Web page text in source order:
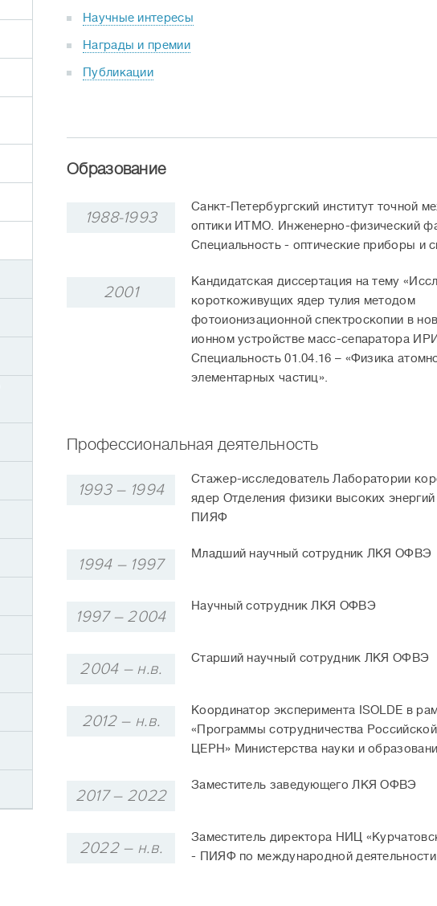
Научные интересы
Награды и премии
Публикации
Образование
1988-1993
Санкт-Петербургский институт точной
оптики ИТМО. Инженерно-физический
Специальность - оптические приборы и
2001
Кандидатская диссертация на тему
короткоживущих ядер тулия методом
фотоионизационной спектроскопии в
ионном устройстве масс-сепаратора
Специальность 01.04.16 – «Физика
элементарных частиц».
Профессиональная деятельность
1993 – 1994
Стажер-исследователь Лаборатории
ядер Отделения физики высоких
ПИЯФ
1994 – 1997
Младший научный сотрудник ЛКЯ ОФВЭ
1997 – 2004
Научный сотрудник ЛКЯ ОФВЭ
2004 – н.в.
Старший научный сотрудник ЛКЯ ОФВЭ
2012 – н.в.
Координатор эксперимента ISOLDE в
«Программы сотрудничества
ЦЕРН» Министерства науки и
2017 – 2022
Заместитель заведующего ЛКЯ ОФВЭ
2022 – н.в.
Заместитель директора НИЦ
- ПИЯФ по международной деятельности